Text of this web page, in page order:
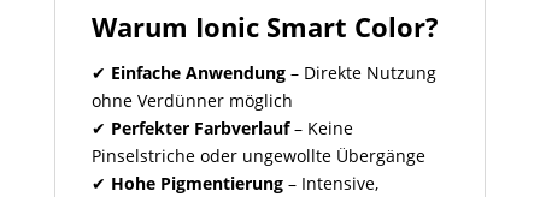
Warum Ionic Smart Color?
✔ Einfache Anwendung– Direkte Nutzung
ohne Verdünner möglich
✔ Perfekter Farbverlauf– Keine
Pinselstriche oder ungewollte Übergänge
✔ Hohe Pigmentierung– Intensive,